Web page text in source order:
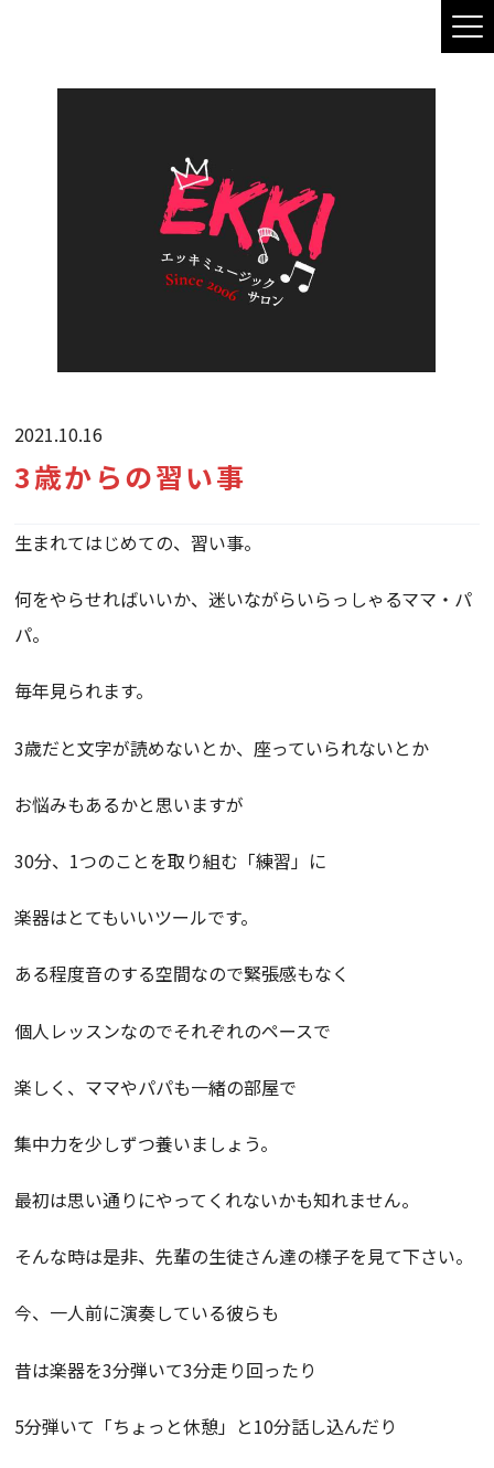
2021.10.16
3歳からの習い事
生まれてはじめての、習い事。
何をやらせればいいか、迷いながらいらっしゃるママ・パ
パ。
毎年見られます。
3歳だと文字が読めないとか、座っていられないとか
お悩みもあるかと思いますが
30分、1つのことを取り組む「練習」に
楽器はとてもいいツールです。
ある程度音のする空間なので緊張感もなく
個人レッスンなのでそれぞれのペースで
楽しく、ママやパパも一緒の部屋で
集中力を少しずつ養いましょう。
最初は思い通りにやってくれないかも知れません。
そんな時は是非、先輩の生徒さん達の様子を見て下さい。
今、一人前に演奏している彼らも
昔は楽器を3分弾いて3分走り回ったり
5分弾いて「ちょっと休憩」と10分話し込んだり